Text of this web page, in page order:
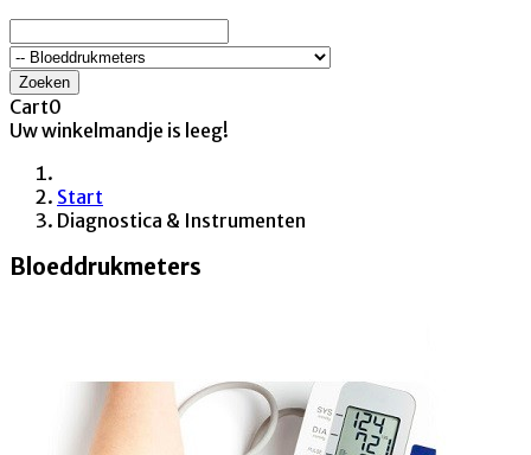
Zoeken
Cart0
Uw winkelmandje is leeg!
Start
Diagnostica & Instrumenten
Bloeddrukmeters